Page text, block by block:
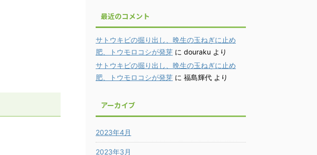
最近のコメント
サトウキビの掘り出し、晩生の玉ねぎに止め
肥、トウモロコシが発芽 に douraku より
サトウキビの掘り出し、晩生の玉ねぎに止め
肥、トウモロコシが発芽 に 福島輝代 より
アーカイブ
2023年4月
2023年3月